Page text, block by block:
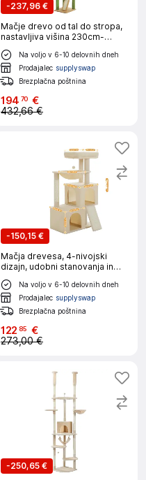
-237,96 €
Mačje drevo od tal do stropa,
nastavljiva višina 230cm-
252cm, trdna lesena
konstrukcija, AMT0249GN, XL
Na voljo v 6-10 delovnih dneh
Prodajalec supplyswap
Brezplačna poštnina
194 70 €
432,66 €
-150,15 €
Mačja drevesa, 4-nivojski
dizajn, udobni stanovanja in
viseča mreža, AMT0282BG, L
Na voljo v 6-10 delovnih dneh
Prodajalec supplyswap
Brezplačna poštnina
122 85 €
273,00 €
-250,65 €